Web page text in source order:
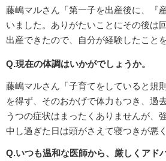
藤嶋マルさん「第一子を出産後に、『
いました。ありがたいことにその後は
出産できたので、自分が経験したこと
Q.現在の体調はいかがでしょうか。
藤嶋マルさん「子育てをしていると規
を得ず、そのおかげで体力もつき、過
うつの症状はまったくありませんが、
中し過ぎた日は頭がさえて寝つきが悪
Q.いつも温和な医師から、厳しくアド